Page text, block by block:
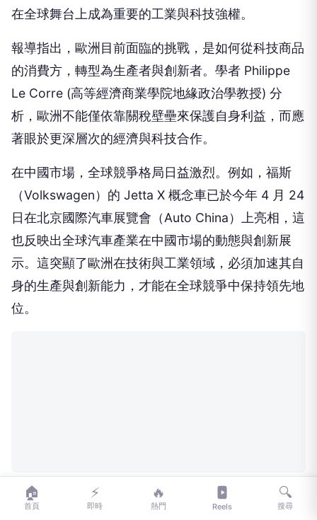
在全球舞台上成為重要的工業與科技強權。
報導指出，歐洲目前面臨的挑戰，是如何從科技商品
的消費方，轉型為生產者與創新者。學者 Philippe
Le Corre (高等經濟商業學院地緣政治學教授) 分
析，歐洲不能僅依靠關稅壁壘來保護自身利益，而應
著眼於更深層次的經濟與科技合作。
在中國市場，全球競爭格局日益激烈。例如，福斯
（Volkswagen）的 Jetta X 概念車已於今年 4 月 24
日在北京國際汽車展覽會（Auto China）上亮相，這
也反映出全球汽車產業在中國市場的動態與創新展
示。這突顯了歐洲在技術與工業領域，必須加速其自
身的生產與創新能力，才能在全球競爭中保持領先地
位。
🏠
首頁
⚡
即時
🔥
熱門 Reels
🔍
搜尋